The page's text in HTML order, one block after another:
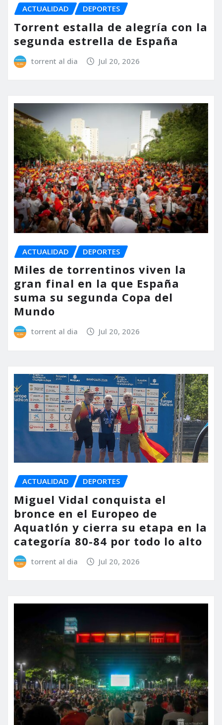
ACTUALIDAD DEPORTES
Torrent estalla de alegría con la
segunda estrella de España
torrent al dia Jul 20, 2026
ACTUALIDAD DEPORTES
Miles de torrentinos viven la
gran final en la que España
suma su segunda Copa del
Mundo
torrent al dia Jul 20, 2026
ACTUALIDAD DEPORTES
Miguel Vidal conquista el
bronce en el Europeo de
Aquatlón y cierra su etapa en la
categoría 80-84 por todo lo alto
torrent al dia Jul 20, 2026